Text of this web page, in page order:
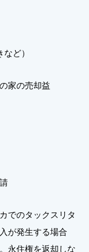
ど）
家の売却益
でのタックスリタ
が発生する場合
永住権を返却しな